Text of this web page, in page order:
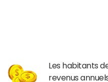
Les habitants
revenus